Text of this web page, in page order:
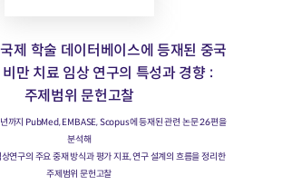
제 학술 데이터베이스에 등재된 중국
만 치료 임상 연구의 특성과 경향 :
주제범위 문헌고찰
까지 PubMed, EMBASE, Scopus에 등재된 관련 논문 26편을
분석해
연구의 주요 중재 방식과 평가 지표, 연구 설계의 흐름을 정리한
주제범위 문헌고찰